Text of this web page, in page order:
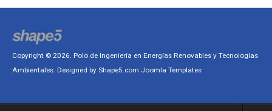
Copyright © 2026. Polo de Ingeniería en Energías Renovables y Tecnologías
Ambientales. Designed by Shape5.com Joomla Templates